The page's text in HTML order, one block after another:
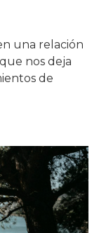
una relación
nos deja
de